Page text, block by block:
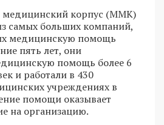
корпус (ММК)
самых больших компаний,
медицинскую помощь
пять лет, они
помощь более 6
и работали в 430
учреждениях в
помощи оказывает
на организацию.